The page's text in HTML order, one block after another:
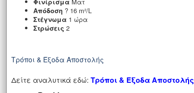
Απόδοση ? 16 m²/L
Στέγνωμα 1 ώρα
Στρώσεις 2
Τρόποι & Έξοδα Αποστολής
Δείτε αναλυτικά εδώ:Τρόποι & Έξοδα Αποστολής